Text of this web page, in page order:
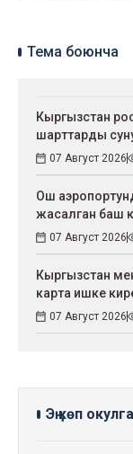
Тема боюнча
Кыргызстан
шарттарды
07 Август 2026
Ош
жасалган баш
07 Август 2026
Кыргызстан
карта ишке
07 Август 2026
Эң көп